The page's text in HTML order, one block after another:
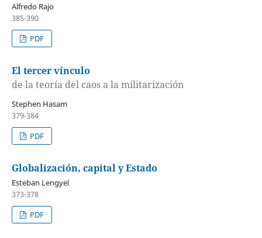
Alfredo Rajo
385-390
PDF
El tercer vínculo
de la teoría del caos a la militarización
Stephen Hasam
379-384
PDF
Globalización, capital y Estado
Esteban Lengyel
373-378
PDF